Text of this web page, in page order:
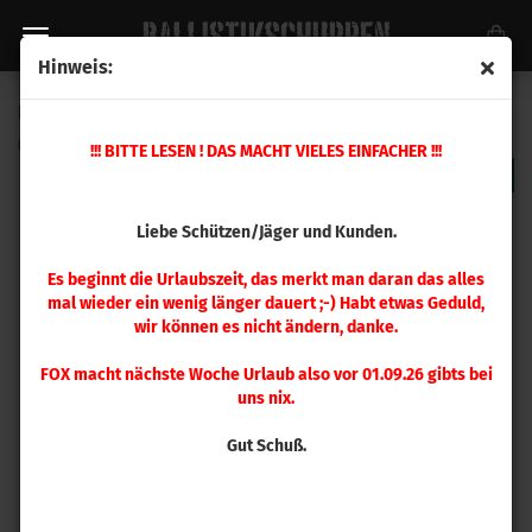
Hinweis:
!!! BITTE LESEN ! DAS MACHT VIELES EINFACHER !!!
Liebe Schützen/Jäger und Kunden.
Es beginnt die Urlaubszeit, das merkt man daran das alles
mal wieder ein wenig länger dauert ;-) Habt etwas Geduld,
wir können es nicht ändern, danke.
FOX macht nächste Woche Urlaub also vor 01.09.26 gibts bei
uns nix.
Gut Schuß.
9439)